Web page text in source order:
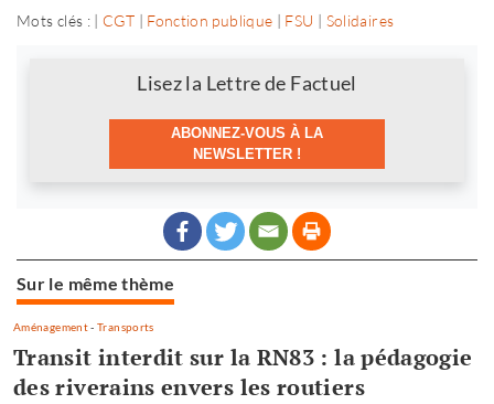
Mots clés : | CGT | Fonction publique | FSU | Solidaires
Lisez la Lettre de Factuel
ABONNEZ-VOUS À LA
NEWSLETTER !
Sur le même thème
Aménagement-Transports
Transit interdit sur la RN83 : la pédagogie
des riverains envers les routiers